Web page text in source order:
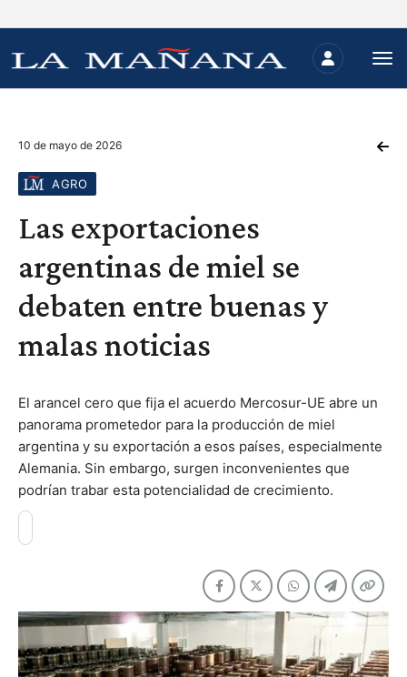
10 de mayo de 2026
AGRO
Las exportaciones
argentinas de miel se
debaten entre buenas y
malas noticias
El arancel cero que fija el acuerdo Mercosur-UE abre un
panorama prometedor para la producción de miel
argentina y su exportación a esos países, especialmente
Alemania. Sin embargo, surgen inconvenientes que
podrían trabar esta potencialidad de crecimiento.